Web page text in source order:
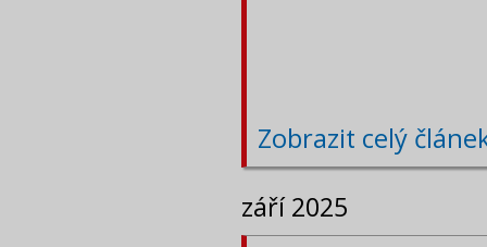
Zobrazit celý
září 2025